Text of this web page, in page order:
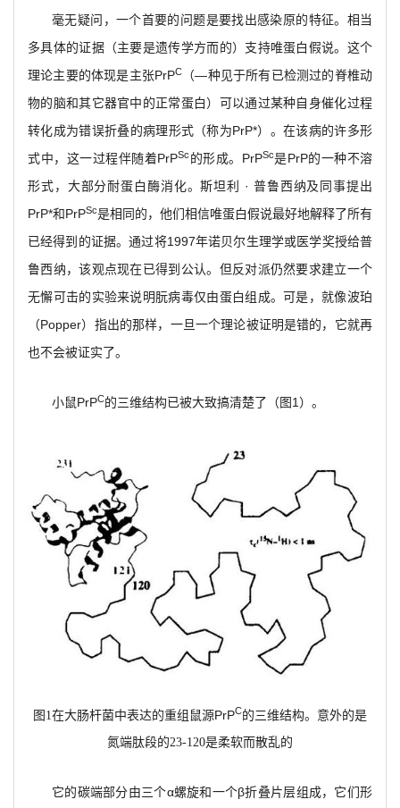
毫无疑问，一个首要的问题是要找出感染原的特征。相当
多具体的证据（主要是遗传学方而的）支持唯蛋白假说。这个
理论主要的体现是主张PrPC
（—种见于所有已检测过的脊椎动
物的脑和其它器官中的正常蛋白）可以通过某种自身催化过程
转化成为错误折叠的病理形式（称为PrP*）。在该病的许多形
式中，这一过程伴随着PrPSc 的形成。PrPSc是PrP的一种不溶
形式，大部分耐蛋白酶消化。斯坦利 · 普鲁西纳及同事提出
PrP*和PrPSc是相同的，他们相信唯蛋白假说最好地解释了所有
已经得到的证据。通过将1997年诺贝尔生理学或医学奖授给普
鲁西纳，该观点现在已得到公认。但反对派仍然要求建立一个
无懈可击的实验来说明朊病毒仅由蛋白组成。可是，就像波珀
（Popper）指出的那样，一旦一个理论被证明是错的，它就再
也不会被证实了。
小鼠PrPC的三维结构已被大致搞清楚了（图1）。
图1在大肠杆菌中表达的重组鼠源PrPC的三维结构。意外的是
氮端肽段的23-120是柔软而散乱的
它的碳端部分由三个α螺旋和一个β折叠片层组成，它们形